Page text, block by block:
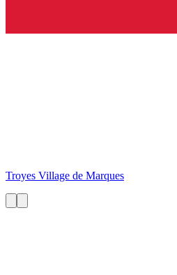
Troyes Village de Marques